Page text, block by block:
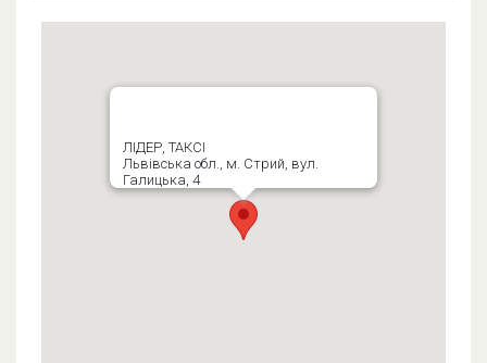
ЛІДЕР, ТАКСІ
Львівська обл., м. Стрий, вул.
Галицька, 4